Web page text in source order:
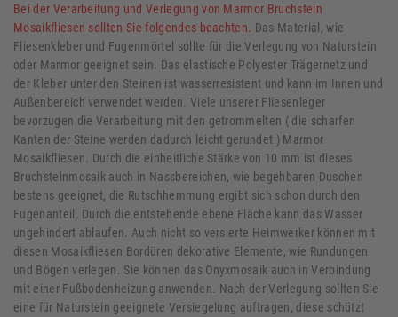
Bei der Verarbeitung und Verlegung von Marmor Bruchstein
Mosaikfliesen sollten Sie folgendes beachten. Das Material, wie
Fliesenkleber und Fugenmörtel sollte für die Verlegung von Naturstein
oder Marmor geeignet sein. Das elastische Polyester Trägernetz und
der Kleber unter den Steinen ist wasserresistent und kann im Innen und
Außenbereich verwendet werden. Viele unserer Fliesenleger
bevorzugen die Verarbeitung mit den getrommelten ( die scharfen
Kanten der Steine werden dadurch leicht gerundet ) Marmor
Mosaikfliesen. Durch die einheitliche Stärke von 10 mm ist dieses
Bruchsteinmosaik auch in Nassbereichen, wie begehbaren Duschen
bestens geeignet, die Rutschhemmung ergibt sich schon durch den
Fugenanteil. Durch die entstehende ebene Fläche kann das Wasser
ungehindert ablaufen. Auch nicht so versierte Heimwerker können mit
diesen Mosaikfliesen Bordüren dekorative Elemente, wie Rundungen
und Bögen verlegen. Sie können das Onyxmosaik auch in Verbindung
mit einer Fußbodenheizung anwenden. Nach der Verlegung sollten Sie
eine für Naturstein geeignete Versiegelung auftragen, diese schützt